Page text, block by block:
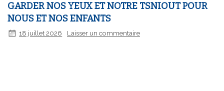
GARDER NOS YEUX ET NOTRE TSNIOUT POUR
NOUS ET NOS ENFANTS
18 juillet 2026 Laisser un commentaire